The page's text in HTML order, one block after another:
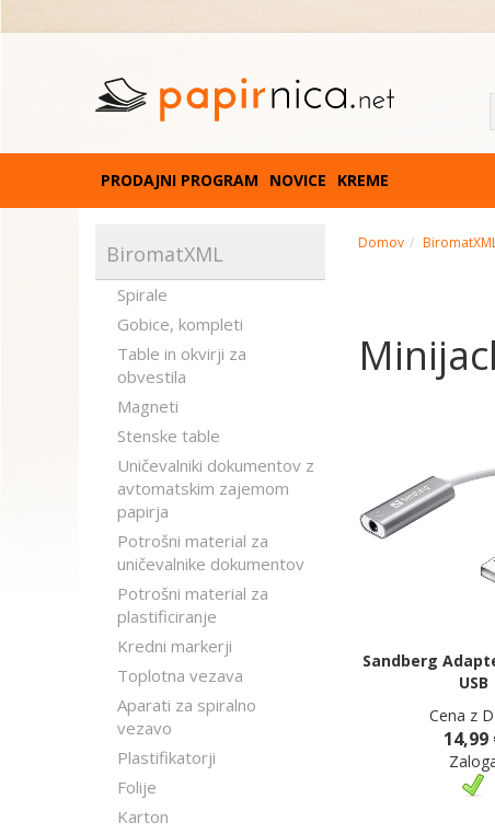
PRODAJNI PROGRAM NOVICE KREME
BiromatXML
Spirale
Gobice, kompleti
Table in okvirji za
obvestila
Magneti
Stenske table
Uničevalniki dokumentov z
avtomatskim zajemom
papirja
Potrošni material za
uničevalnike dokumentov
Potrošni material za
plastificiranje
Kredni markerji
Toplotna vezava
Aparati za spiralno
vezavo
Plastifikatorji
Folije
Karton
Domov
Sandberg
USB
Cena z
14,99